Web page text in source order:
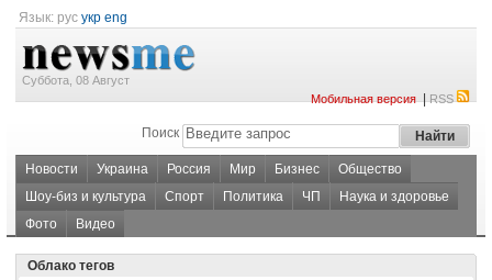
Язык: рус укр eng
Суббота, 08 Август
Мобильная версия|RSS
Поиск
Новости Украина Россия Мир Бизнес
Общество
Шоу-биз и культура
Спорт Политика ЧП
Наука и здоровье
Фото
Видео
Облако тегов